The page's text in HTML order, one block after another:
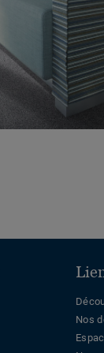
Nos